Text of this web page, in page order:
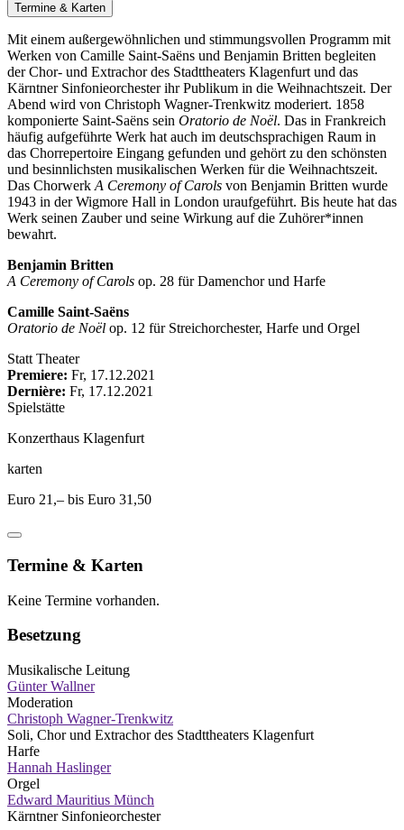
Termine & Karten
Mit einem außergewöhnlichen und stimmungsvollen Programm mit
Werken von Camille Saint-Saëns und Benjamin Britten begleiten
der Chor- und Extrachor des Stadttheaters Klagenfurt und das
Kärntner Sinfonieorchester ihr Publikum in die Weihnachtszeit. Der
Abend wird von Christoph Wagner-Trenkwitz moderiert. 1858
komponierte Saint-Saëns sein Oratorio de Noël. Das in Frankreich
häufig aufgeführte Werk hat auch im deutschsprachigen Raum in
das Chorrepertoire Eingang gefunden und gehört zu den schönsten
und besinnlichsten musikalischen Werken für die Weihnachtszeit.
Das Chorwerk A Ceremony of Carols von Benjamin Britten wurde
1943 in der Wigmore Hall in London uraufgeführt. Bis heute hat das
Werk seinen Zauber und seine Wirkung auf die Zuhörer*innen
bewahrt.
Benjamin Britten
A Ceremony of Carols op. 28 für Damenchor und Harfe
Camille Saint-Saëns
Oratorio de Noël op. 12 für Streichorchester, Harfe und Orgel
Statt Theater
Premiere: Fr, 17.12.2021
Dernière: Fr, 17.12.2021
Spielstätte
Konzerthaus Klagenfurt
karten
Euro 21,– bis Euro 31,50
Termine & Karten
Keine Termine vorhanden.
Besetzung
Musikalische Leitung
Günter Wallner
Moderation
Christoph Wagner-Trenkwitz
Soli, Chor und Extrachor des Stadttheaters Klagenfurt
Harfe
Hannah Haslinger
Orgel
Edward Mauritius Münch
Kärntner Sinfonieorchester